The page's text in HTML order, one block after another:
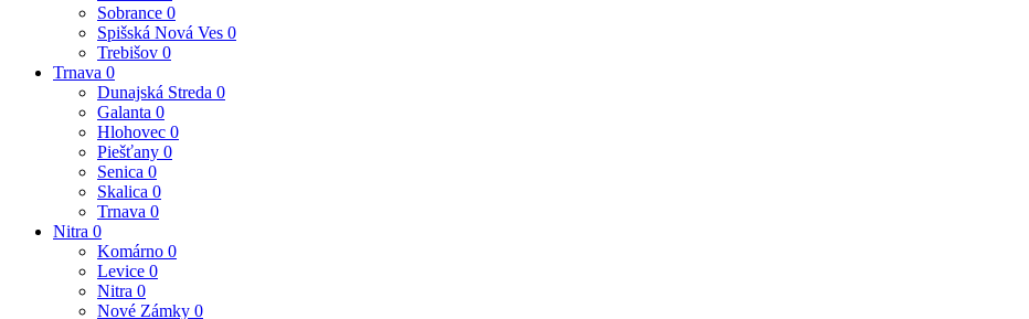
Sobrance 0
Spišská Nová Ves 0
Trebišov 0
Trnava 0
Dunajská Streda 0
Galanta 0
Hlohovec 0
Piešťany 0
Senica 0
Skalica 0
Trnava 0
Nitra 0
Komárno 0
Levice 0
Nitra 0
Nové Zámky 0